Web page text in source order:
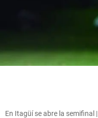
En Itagüí se abre la semifinal |